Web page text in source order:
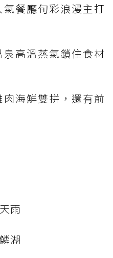
氣餐廳旬彩浪漫主打
高溫蒸氣鎖住食材
肉海鮮雙拼，還有前
雨
湖